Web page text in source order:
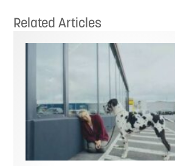
Related Articles